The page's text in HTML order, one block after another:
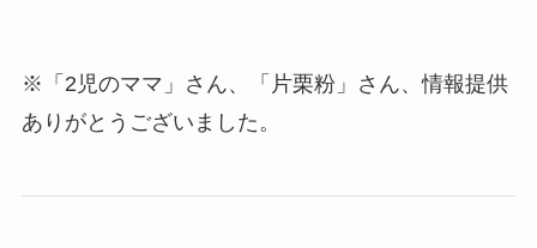
※「2児のママ」さん、「片栗粉」さん、情報提供
ありがとうございました。